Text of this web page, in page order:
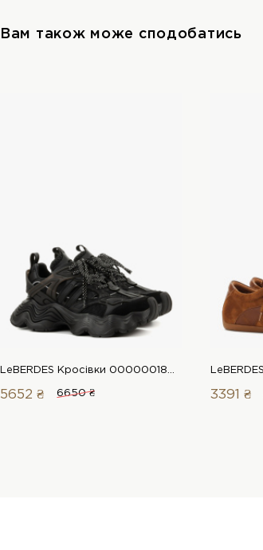
Вам також може сподобатись
5652 ₴ 6650 ₴ 3391 ₴